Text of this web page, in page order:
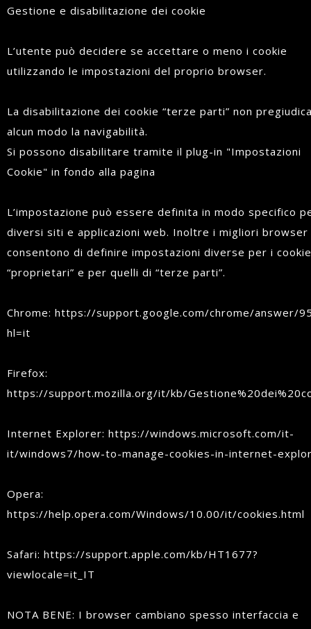
Gestione e disabilitazione dei cookie
L’utente può decidere se accettare o meno i cookie
utilizzando le impostazioni del proprio browser.
La disabilitazione dei cookie “terze parti” non
alcun modo la navigabilità.
Si possono disabilitare tramite il plug-in "Impostazioni
Cookie" in fondo alla pagina
L’impostazione può essere definita in modo specifico
diversi siti e applicazioni web. Inoltre i migliori browser
consentono di definire impostazioni diverse per i cookie
“proprietari” e per quelli di “terze parti”.
Chrome: https://support.google.com/chrome/answer/
hl=it
Firefox:
https://support.mozilla.org/it/kb/
Internet Explorer: https://windows.microsoft.com/it-
it/windows7/how-to-manage-cookies-in-internet-
Opera:
https://help.opera.com/Windows/10.00/it/cookies.html
Safari: https://support.apple.com/kb/HT1677?
viewlocale=it_IT
NOTA BENE: I browser cambiano spesso interfaccia e